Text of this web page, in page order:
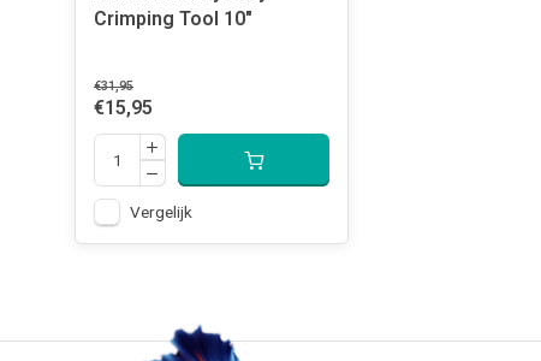
Crimping Tool 10"
€31,95
€15,95
Vergelijk